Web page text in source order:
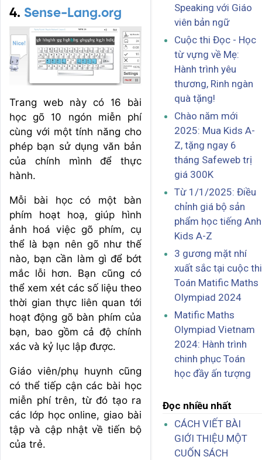
4. Sense-Lang.org
Trang web này có 16 bài
học gõ 10 ngón miễn phí
cùng với một tính năng cho
phép bạn sử dụng văn bản
của chính mình để thực
hành.
Mỗi bài học có một bàn
phím hoạt hoạ, giúp hình
ảnh hoá việc gõ phím, cụ
thể là bạn nên gõ như thế
nào, bạn cần làm gì để bớt
mắc lỗi hơn. Bạn cũng có
thể xem xét các số liệu theo
thời gian thực liên quan tới
hoạt động gõ bàn phím của
bạn, bao gồm cả độ chính
xác và kỷ lục lập được.
Giáo viên/phụ huynh cũng
có thể tiếp cận các bài học
miễn phí trên, từ đó tạo ra
các lớp học online, giao bài
tập và cập nhật về tiến bộ
của trẻ.
Speaking với Giáo
viên bản ngữ
Cuộc thi Đọc - Học
từ vựng về Mẹ:
Hành trình yêu
thương, Rinh ngàn
quà tặng!
Chào năm mới
2025: Mua Kids A-
Z, tặng ngay 6
tháng Safeweb trị
giá 300K
Từ 1/1/2025: Điều
chỉnh giá bộ sản
phẩm học tiếng Anh
Kids A-Z
3 gương mặt nhí
xuất sắc tại cuộc thi
Toán Matific Maths
Olympiad 2024
Matific Maths
Olympiad Vietnam
2024: Hành trình
chinh phục Toán
học đầy ấn tượng
Đọc nhiều nhất
CÁCH VIẾT BÀI
GIỚI THIỆU MỘT
CUỐN SÁCH